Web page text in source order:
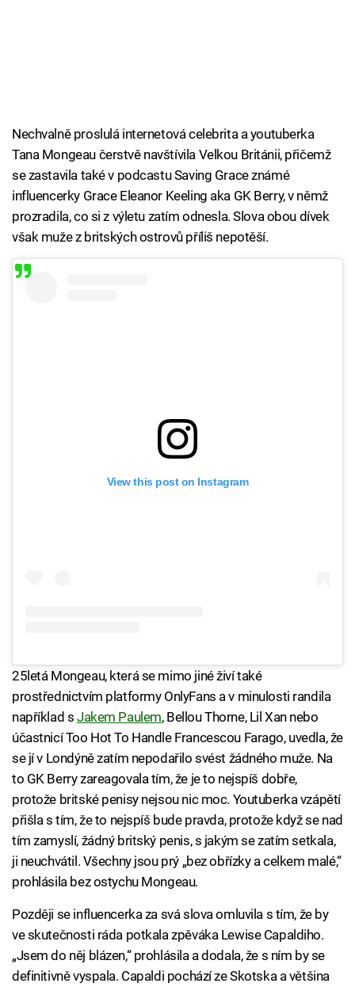
Nechvalně proslulá internetová celebrita a youtuberka
Tana Mongeau čerstvě navštívila Velkou Británii, přičemž
se zastavila také v podcastu Saving Grace známé
influencerky Grace Eleanor Keeling aka GK Berry, v němž
prozradila, co si z výletu zatím odnesla. Slova obou dívek
však muže z britských ostrovů příliš nepotěší.
View this post on Instagram
25letá Mongeau, která se mimo jiné živí také
prostřednictvím platformy OnlyFans a v minulosti randila
například s Jakem Paulem, Bellou Thorne, Lil Xan nebo
účastnicí Too Hot To Handle Francescou Farago, uvedla, že
se jí v Londýně zatím nepodařilo svést žádného muže. Na
to GK Berry zareagovala tím, že je to nejspíš dobře,
protože britské penisy nejsou nic moc. Youtuberka vzápětí
přišla s tím, že to nejspíš bude pravda, protože když se nad
tím zamyslí, žádný britský penis, s jakým se zatím setkala,
ji neuchvátil. Všechny jsou prý „bez obřízky a celkem malé,“
prohlásila bez ostychu Mongeau.
Později se influencerka za svá slova omluvila s tím, že by
ve skutečnosti ráda potkala zpěváka Lewise Capaldiho.
„Jsem do něj blázen,“ prohlásila a dodala, že s ním by se
definitivně vyspala. Capaldi pochází ze Skotska a většina